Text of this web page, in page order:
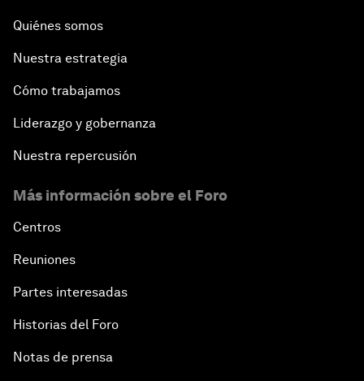
Quiénes somos
Nuestra estrategia
Cómo trabajamos
Liderazgo y gobernanza
Nuestra repercusión
Más información sobre el Foro
Centros
Reuniones
Partes interesadas
Historias del Foro
Notas de prensa